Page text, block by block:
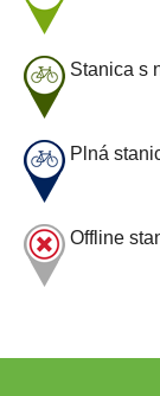
Stanica s
Plná
Offline